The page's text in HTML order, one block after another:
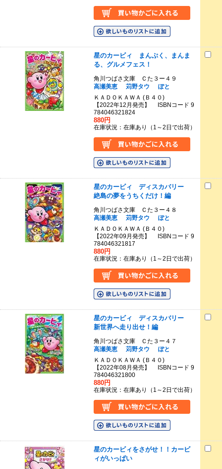
星のカービィ まんぷく、まんま
る、グルメフェス！
角川つばさ文庫 Ｃた３ー４９
高瀬美恵
苅野タウ
ぽと
ＫＡＤＯＫＡＷＡ (Ｂ４０)
【2022年12月発売】 ISBNコード 9
784046321824
880円
在庫状況：在庫あり（1～2日で出荷）
星のカービィ ディスカバリー
絶島の夢をうちくだけ！編
角川つばさ文庫 Ｃた３ー４８
高瀬美恵
苅野タウ
ぽと
ＫＡＤＯＫＡＷＡ (Ｂ４０)
【2022年09月発売】 ISBNコード 9
784046321817
880円
在庫状況：在庫あり（1～2日で出荷）
星のカービィ ディスカバリー
新世界へ走り出せ！編
角川つばさ文庫 Ｃた３ー４７
高瀬美恵
苅野タウ
ぽと
ＫＡＤＯＫＡＷＡ (Ｂ４０)
【2022年08月発売】 ISBNコード 9
784046321800
880円
在庫状況：在庫あり（1～2日で出荷）
星のカービィをさがせ！！カービ
ィがいっぱい